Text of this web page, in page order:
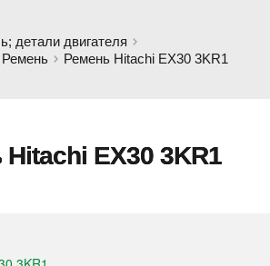
детали двигателя
Ремень Ремень Hitachi EX30 3KR1
EX30 3KR1